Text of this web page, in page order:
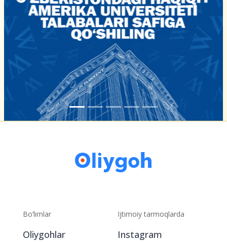
Bo‘limlar
Oliygohlar
Ijtimoiy tarmoqlarda
Instagram